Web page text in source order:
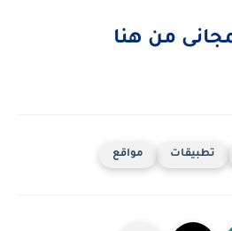
من هنا
تطبيقات مواقع